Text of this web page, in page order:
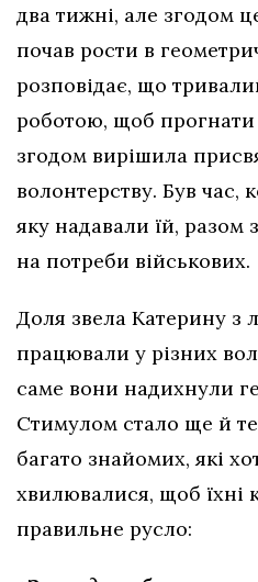
два тижні, але згодом
почав рости в
розповідає, що
роботою, щоб прогнати
згодом вирішила
волонтерству. Був час,
яку надавали їй, разом
на потреби військових.
Доля звела Катерину з
працювали у різних
саме вони надихнули
Стимулом стало ще й
багато знайомих, які
хвилювалися, щоб їхні
правильне русло: